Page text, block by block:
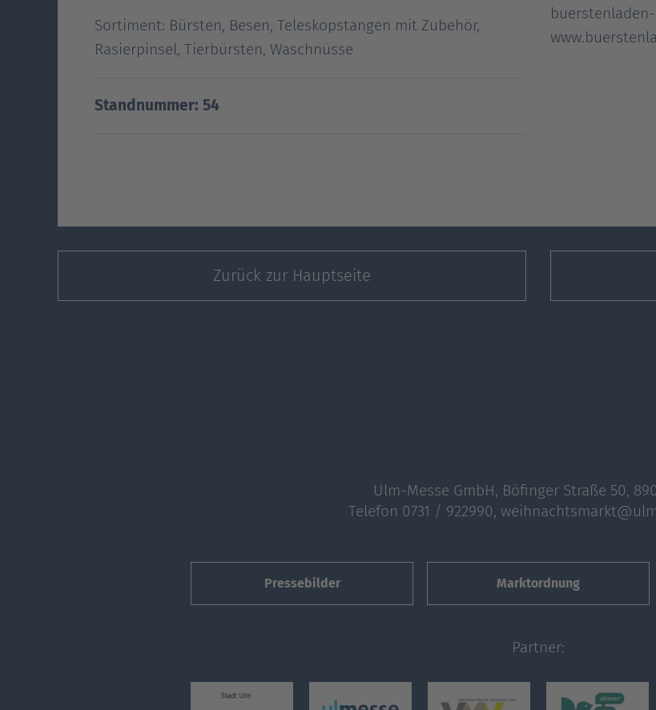
BlogSortiment: Bürsten, Besen, Teleskopstangen mit Zubehör,
Rasierpinsel, Tierbürsten, Waschnüsse
Standnummer: 54
Zurück zur Hauptseite
Ulm-Messe GmbH, Böfinger Straße 50,
Telefon 0731 / 922990,
Pressebilder Marktordnung
Partner: